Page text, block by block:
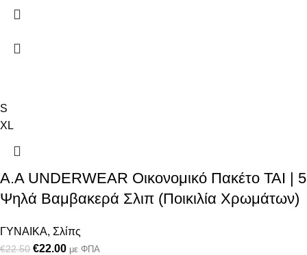
S
XL
A.A UNDERWEAR Οικονομικό Πακέτο TAI | 5
Ψηλά Βαμβακερά Σλιπ (Ποικιλία Χρωμάτων)
ΓΥΝΑΙΚΑ, Σλίπς
€22.50 €22.00 με ΦΠΑ